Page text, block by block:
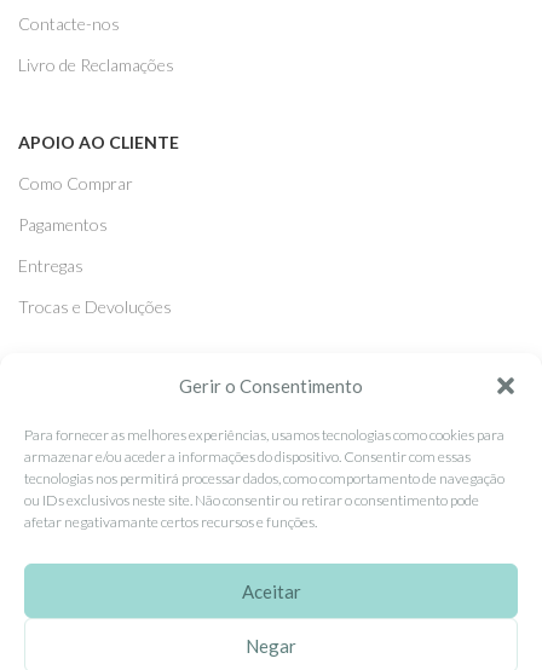
Gerir o Consentimento
Para fornecer as melhores experiências, usamos tecnologias como cookies para
armazenar e/ou aceder a informações do dispositivo. Consentir com essas
tecnologias nos permitirá processar dados, como comportamento de navegação
ou IDs exclusivos neste site. Não consentir ou retirar o consentimento pode
afetar negativamante certos recursos e funções.
Aceitar
Negar
Contacte-nos
Livro de Reclamações
APOIO AO CLIENTE
Como Comprar
Pagamentos
Entregas
Trocas e Devoluções
Facebook
Instagram
Pinterest